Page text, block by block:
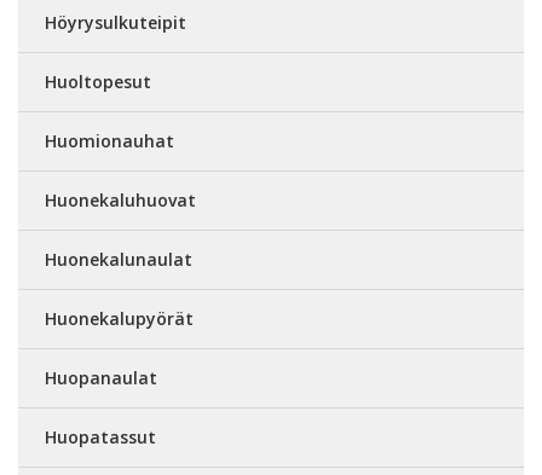
Höyrysulkuteipit
Huoltopesut
Huomionauhat
Huonekaluhuovat
Huonekalunaulat
Huonekalupyörät
Huopanaulat
Huopatassut